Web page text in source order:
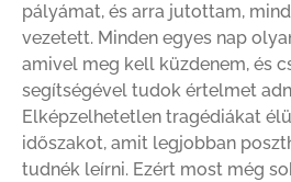
pályámat, és arra jutottam,
vezetett. Minden egyes nap
amivel meg kell küzdenem, és
segítségével tudok értelmet
Elképzelhetetlen tragédiákat
időszakot, amit legjobban
tudnék leírni. Ezért most még